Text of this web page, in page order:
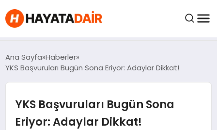
FIYATLAR
HABERLER
İNCELEMELER
Ana Sayfa Haberler
YKS Başvuruları Bugün Sona Eriyor: Adaylar Dikkat!
YKS Başvuruları Bugün Sona
Eriyor: Adaylar Dikkat!